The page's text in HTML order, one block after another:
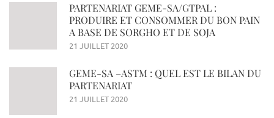
PARTENARIAT GEME-SA/GTPAL :
PRODUIRE ET CONSOMMER DU BON PAIN
A BASE DE SORGHO ET DE SOJA
21 JUILLET 2020
GEME-SA –ASTM : QUEL EST LE BILAN DU
PARTENARIAT
21 JUILLET 2020